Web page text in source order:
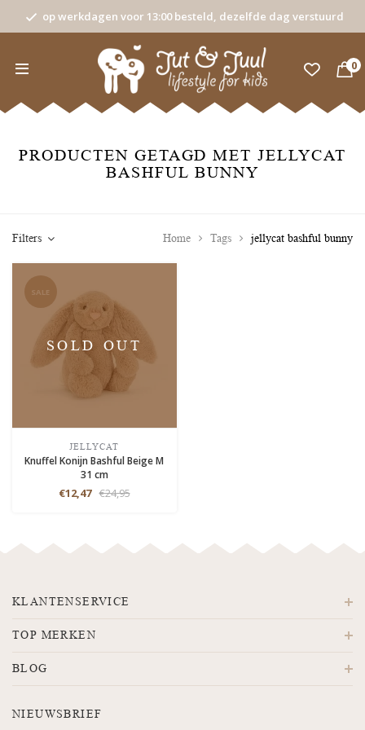
op werkdagen voor 13:00 besteld, dezelfde dag verstuurd
0
PRODUCTEN GETAGD MET JELLYCAT
BASHFUL BUNNY
Filters Home Tags jellycat bashful bunny
SALE
SOLD OUT
JELLYCAT
Knuffel Konijn Bashful Beige M
31 cm
€12,47 €24,95
KLANTENSERVICE
TOP MERKEN
BLOG
NIEUWSBRIEF